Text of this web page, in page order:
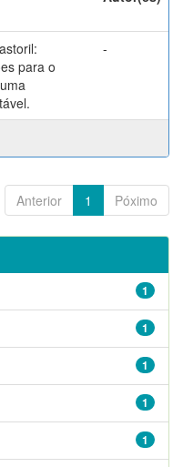
para o
-
Anterior 1 Póximo
1
1
1
1
1